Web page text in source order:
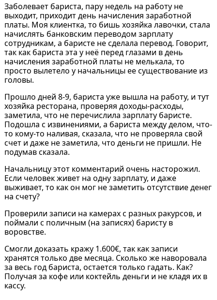
Заболевает бариста, пару недель на работу не
выходит, приходит день начисления заработной
платы. Моя клиентка, то бишь хозяйка лавочки, стала
начислять банковским переводом зарплату
сотрудникам, а баристе не сделала перевод. Говорит,
так как бариста эта у неё перед глазами в день
начисления заработной платы не мелькала, то
просто вылетело у начальницы ее существование из
головы.
Прошло дней 8-9, бариста уже вышла на работу, и тут
хозяйка ресторана, проверяя доходы-расходы,
заметила, что не перечислила зарплату баристе.
Подошла с извинениями, а бариста между делом, что-
то кому-то наливая, сказала, что не проверяла свой
счет и даже не заметила, что деньги не пришли. Не
подумав сказала.
Начальницу этот комментарий очень насторожил.
Если человек живет на одну зарплату, и даже
выживает, то как он мог не заметить отсутствие денег
на счету?
Проверили записи на камерах с разных ракурсов, и
поймали с поличным (на записях) баристу в
воровстве.
Смогли доказать кражу 1.600€, так как записи
хранятся только две месяца. Сколько же наворовала
за весь год бариста, остается только гадать. Как?
Получая за кофе или коктейль деньги и не кладя их в
кассу.